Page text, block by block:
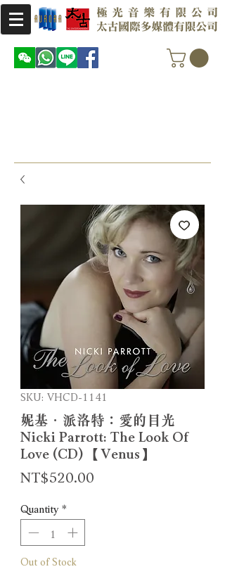
SKU: VHCD-1141
妮基．派洛特：愛的目光
Nicki Parrott: The Look Of
Love (CD) 【Venus】
NT$520.00
Quantity *
Out of Stock